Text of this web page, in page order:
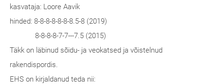
kasvataja: Loore Aavik
hinded: 8-8-8-8-8-8-8.5-8 (2019)
8-8-8-8-7-7---7.5 (2015)
Täkk on läbinud sõidu- ja veokatsed ja võistelnud
rakendispordis.
EHS on kirjaldanud teda nii: